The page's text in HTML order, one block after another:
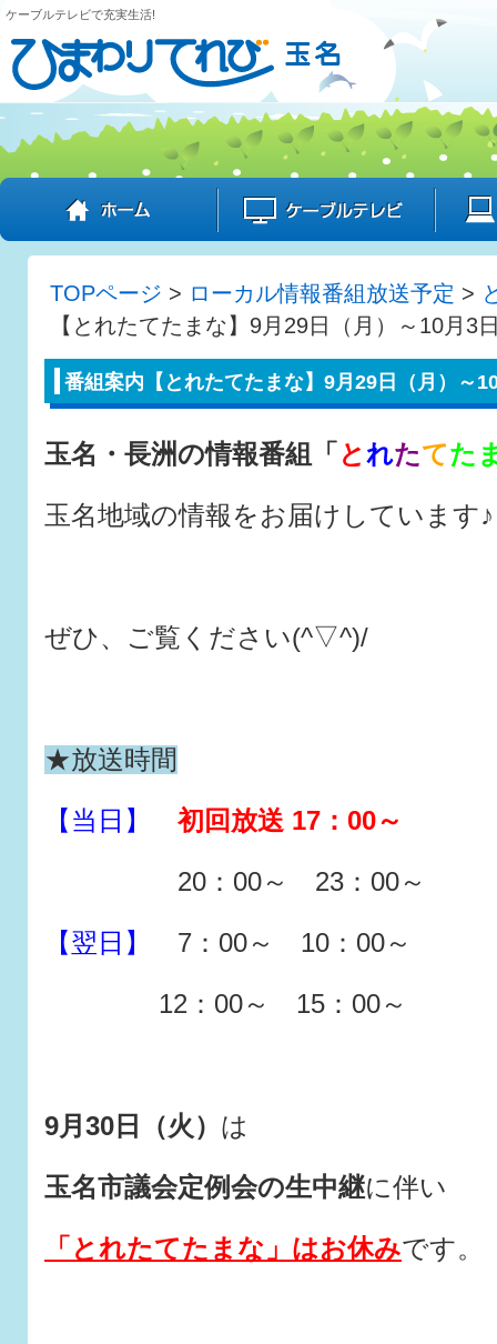
ケーブルテレビで充実生活!
ホーム ケーブ
TOPページ > ローカル情報番組放送予定 >
【とれたてたまな】9月29日（月）～10月3
番組案内【とれたてたまな】9月29日（月）～
玉名・長洲の情報番組「 とれたてた
玉名地域の情報をお届けしています♪
ぜひ、ご覧ください(^▽^)/
★放送時間
【当日】 初回放送 17：00～
20：00～ 23：00～
【翌日】 7：00～ 10：00～
12：00～ 15：00～
9月30日（火） は
玉名市議会定例会の生中継に伴い
「とれたてたまな」はお休みです。